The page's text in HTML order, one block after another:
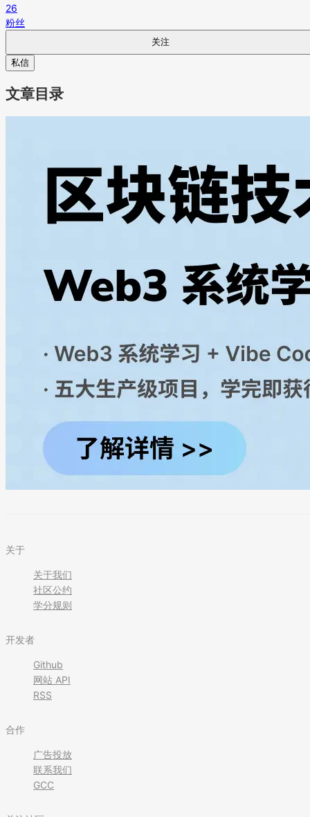
26
粉丝
关注
私信
文章目录
关于
关于我们
社区公约
学分规则
开发者
Github
网站 API
RSS
合作
广告投放
联系我们
GCC